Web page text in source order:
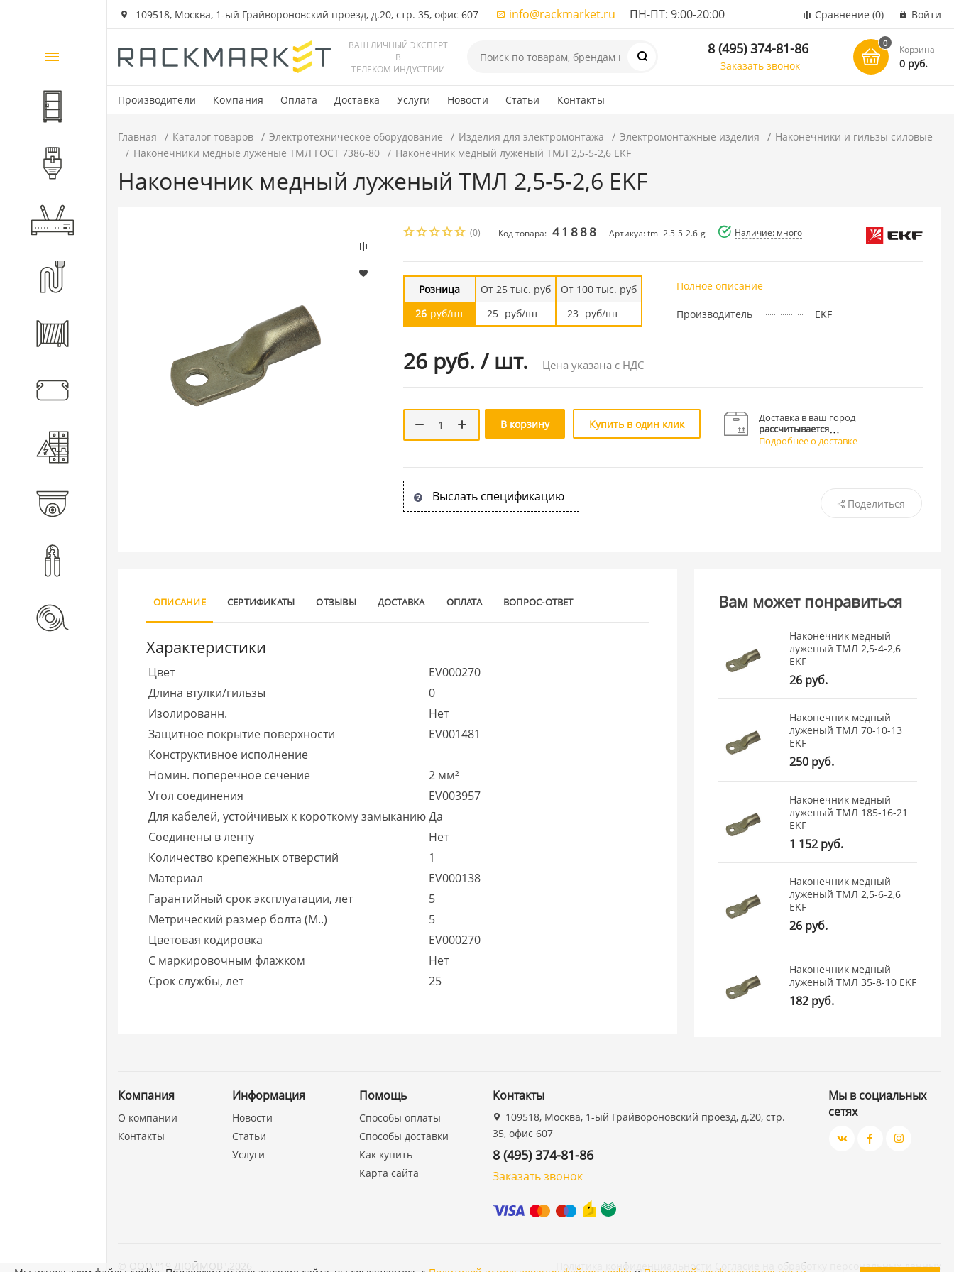
109518, Москва, 1-ый Грайвороновский проезд, д.20, стр. 35, офис 607 info@rackmarket.ru ПН-ПТ: 9:00-20:00 Сравнение (0) Войти
ВАШ ЛИЧНЫЙ ЭКСПЕРТ
В
ТЕЛЕКОМ ИНДУСТРИИ
8 (495) 374-81-86
Заказать звонок
0
Корзина
0 руб.
Производители Компания Оплата Доставка Услуги Новости Статьи Контакты
Каталог
товаров
Шкафы и стойки
Кабеленесущие системы
Главная Каталог товаров Электротехническое оборудование Изделия для электромонтажа Электромонтажные изделия
Наконечники и гильзы силовые
Наконечники медные луженые ТМЛ ГОСТ 7386-80
Наконечник медный луженый ТМЛ 2,5-5-2,6 EKF
Наконечник медный луженый ТМЛ 2,5-5-2,6 EKF
(0) Код товара: 41888 Артикул: tml-2.5-5-2.6-g Наличие: много
Розница
26 руб/шт
От 25 тыс. руб
25 руб/шт
От 100 тыс. руб
23 руб/шт
26 руб. / шт. Цена указана с НДС
Полное описание
Производитель EKF
В корзину Купить в один клик
Доставка в ваш город
рассчитывается
Подробнее о доставке
Выслать спецификацию Поделиться
ОПИСАНИЕ СЕРТИФИКАТЫ ОТЗЫВЫ ДОСТАВКА ОПЛАТА ВОПРОС-ОТВЕТ
Характеристики
Цвет
EV000270
Длина втулки/гильзы
0
Изолированн.
Нет
Защитное покрытие поверхности
EV001481
Конструктивное исполнение
Номин. поперечное сечение
2 мм²
Угол соединения
EV003957
Для кабелей, устойчивых к короткому замыканиюДа
Соединены в ленту
Нет
Количество крепежных отверстий
1
Материал
EV000138
Гарантийный срок эксплуатации, лет
5
Метрический размер болта (М..)
5
Цветовая кодировка
EV000270
С маркировочным флажком
Нет
Срок службы, лет
25
Вам может понравиться
Наконечник медный
луженый ТМЛ 2,5-4-2,6
EKF
26 руб.
Наконечник медный
луженый ТМЛ 70-10-13
EKF
250 руб.
Наконечник медный
луженый ТМЛ 185-16-21
EKF
1 152 руб.
Наконечник медный
луженый ТМЛ 2,5-6-2,6
EKF
26 руб.
Наконечник медный
луженый ТМЛ 35-8-10 EKF
182 руб.
Компания
О компании
Контакты
Информация
Новости
Статьи
Услуги
Помощь
Способы оплаты
Способы доставки
Как купить
Карта сайта
Контакты
109518, Москва, 1-ый Грайвороновский проезд, д.20, стр.
35, офис 607
8 (495) 374-81-86
Заказать звонок
Мы в социальных
сетях
© ООО "19 ДЮЙМОВ" 2026 Политика конфиденциальности Согласие на обработку персональных данных